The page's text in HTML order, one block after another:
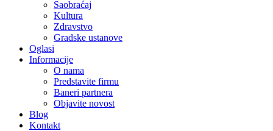
Saobraćaj
Kultura
Zdravstvo
Gradske ustanove
Oglasi
Informacije
O nama
Predstavite firmu
Baneri partnera
Objavite novost
Blog
Kontakt